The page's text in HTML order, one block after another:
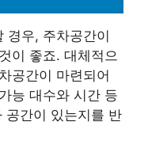
경우, 주차공간이
이 좋죠. 대체적으
공간이 마련되어
능 대수와 시간 등
공간이 있는지를 반